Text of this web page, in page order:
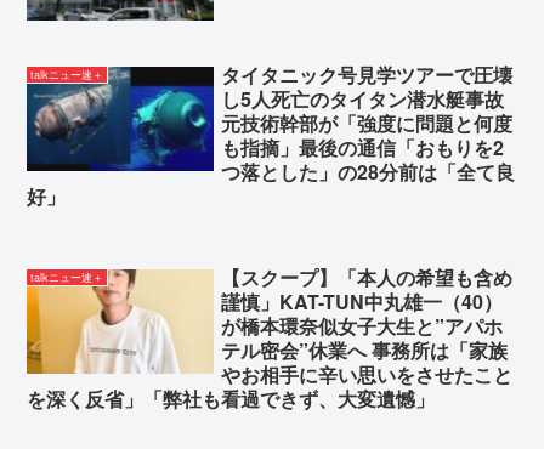
talkニュー速＋
タイタニック号見学ツアーで圧壊
し5人死亡のタイタン潜水艇事故
元技術幹部が「強度に問題と何度
も指摘」最後の通信「おもりを2
つ落とした」の28分前は「全て良
好」
talkニュー速＋
【スクープ】「本人の希望も含め
謹慎」KAT-TUN中丸雄一（40）
が橋本環奈似女子大生と”アパホ
テル密会”休業へ 事務所は「家族
やお相手に辛い思いをさせたこと
を深く反省」「弊社も看過できず、大変遺憾」